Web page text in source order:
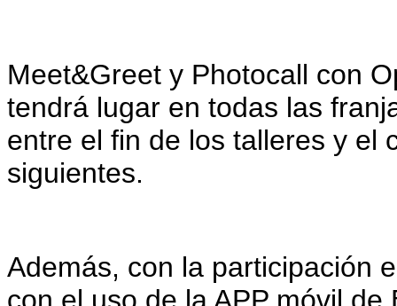
Meet&Greet y Photocall con
tendrá lugar en todas las
entre el fin de los talleres y el
siguientes.
Además, con la participación
con el uso de la APP móvil de